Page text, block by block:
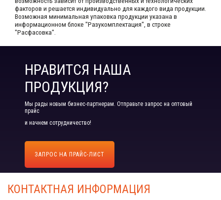
факторов и решается индивидуально для каждого вида продукции.​
Возможная минимальная упаковка продукции указана в
информационном блоке "Разукомплектация", в строке
"Расфасовка".
НРАВИТСЯ НАША
ПРОДУКЦИЯ?
Мы рады новым бизнес-партнерам. Отправьте запрос на оптовый
прайс
и начнем сотрудничество!
ЗАПРОС НА ПРАЙС-ЛИСТ
КОНТАКТНАЯ ИНФОРМАЦИЯ